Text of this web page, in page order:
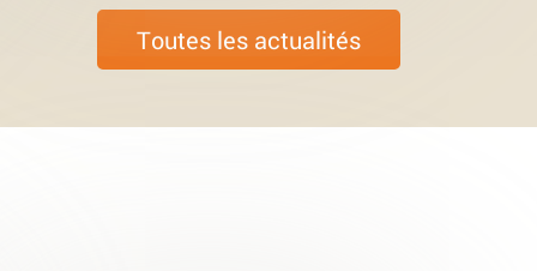
Toutes les actualités